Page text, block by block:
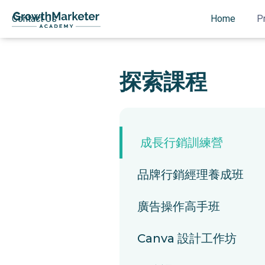
Home
Contact Us
探索課程
成長行銷訓練營
品牌行銷經理養成班
廣告操作高手班
Canva 設計工作坊